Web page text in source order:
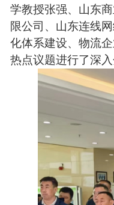
学教授张强、山东
限公司、山东连线
化体系建设、物流
热点议题进行了深